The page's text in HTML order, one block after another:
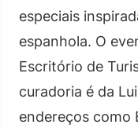
especiais
espanhola. O
Escritório de
curadoria é da
endereços como